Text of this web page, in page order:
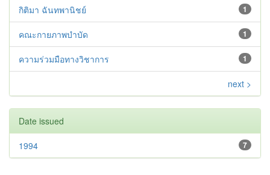
1
กิติมา ฉันทพานิชย์
1
คณะกายภาพบำบัด
1
ความร่วมมือทางวิชาการ
next >
Date issued
7
1994